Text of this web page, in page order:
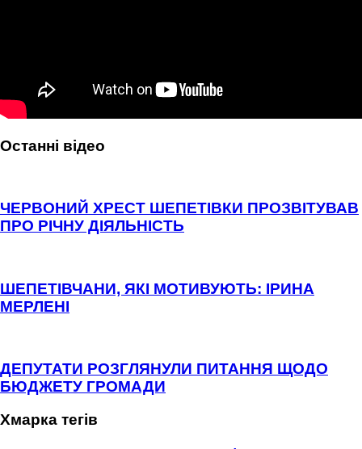
Останні відео
ЧЕРВОНИЙ ХРЕСТ ШЕПЕТІВКИ ПРОЗВІТУВАВ
ПРО РІЧНУ ДІЯЛЬНІСТЬ
ШЕПЕТІВЧАНИ, ЯКІ МОТИВУЮТЬ: ІРИНА
МЕРЛЕНІ
ДЕПУТАТИ РОЗГЛЯНУЛИ ПИТАННЯ ЩОДО
БЮДЖЕТУ ГРОМАДИ
Хмарка тегів